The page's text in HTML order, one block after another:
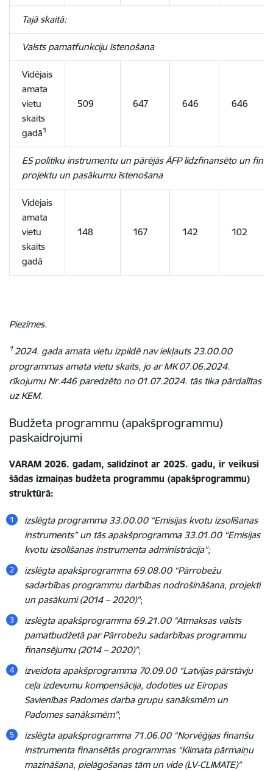
Tajā skaitā:
Valsts pamatfunkciju īstenošana
Vidējais
amata
vietu
skaits
gadā1
509 647 646 646
ES politiku instrumentu un pārējās ĀFP līdzfinansēto un
projektu un pasākumu īstenošana
Vidējais
amata
vietu
skaits
gadā
148 167 142 102
Piezīmes.
1 2024. gada amata vietu izpildē nav iekļauts 23.00.00
programmas amata vietu skaits, jo ar MK 07.06.2024.
rīkojumu Nr.446 paredzēto no 01.07.2024. tās tika pārdalītas
uz KEM.
Budžeta programmu (apakšprogrammu)
paskaidrojumi
VARAM 2026. gadam, salīdzinot ar 2025. gadu, ir veikusi
šādas izmaiņas budžeta programmu (apakšprogrammu)
struktūrā:
izslēgta programma 33.00.00 “Emisijas kvotu izsolīšanas
instruments” un tās apakšprogramma 33.01.00 “Emisijas
kvotu izsolīšanas instrumenta administrācija”;
izslēgta apakšprogramma 69.08.00 “Pārrobežu
sadarbības programmu darbības nodrošināšana, projekti
un pasākumi (2014 – 2020)”;
izslēgta apakšprogramma 69.21.00 “Atmaksas valsts
pamatbudžetā par Pārrobežu sadarbības programmu
finansējumu (2014 – 2020)”;
izveidota apakšprogramma 70.09.00 “Latvijas pārstāvju
ceļa izdevumu kompensācija, dodoties uz Eiropas
Savienības Padomes darba grupu sanāksmēm un
Padomes sanāksmēm”;
izslēgta apakšprogramma 71.06.00 “Norvēģijas finanšu
instrumenta finansētās programmas “Klimata pārmaiņu
mazināšana, pielāgošanas tām un vide (LV-CLIMATE)”